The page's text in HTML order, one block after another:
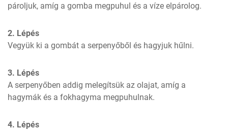
pároljuk, amíg a gomba megpuhul és a víze elpárolog.
2. Lépés
Vegyük ki a gombát a serpenyőből és hagyjuk hűlni.
3. Lépés
A serpenyőben addig melegítsük az olajat, amíg a
hagymák és a fokhagyma megpuhulnak.
4. Lépés